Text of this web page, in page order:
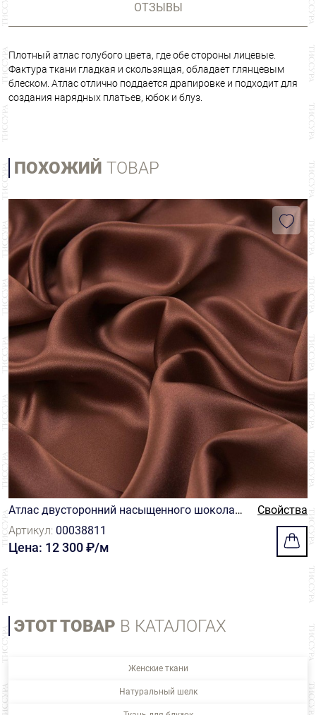
ОТЗЫВЫ
Плотный атлас голубого цвета, где обе стороны лицевые.
Фактура ткани гладкая и скользящая, обладает глянцевым
блеском. Атлас отлично поддается драпировке и подходит для
создания нарядных платьев, юбок и блуз.
ПОХОЖИЙ ТОВАР
Атлас двусторонний насыщенного шоколад
ного оттенка
Свойства
Артикул: 00038811
Цена: 12 300 ₽/м
ЭТОТ ТОВАР В КАТАЛОГАХ
Женские ткани
Натуральный шелк